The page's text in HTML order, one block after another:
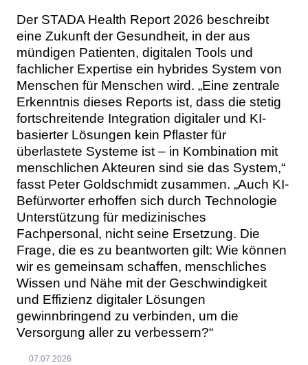
Der STADA Health Report 2026 beschreibt
eine Zukunft der Gesundheit, in der aus
mündigen Patienten, digitalen Tools und
fachlicher Expertise ein hybrides System von
Menschen für Menschen wird. „Eine zentrale
Erkenntnis dieses Reports ist, dass die stetig
fortschreitende Integration digitaler und KI-
basierter Lösungen kein Pflaster für
überlastete Systeme ist – in Kombination mit
menschlichen Akteuren sind sie das System,“
fasst Peter Goldschmidt zusammen. „Auch KI-
Befürworter erhoffen sich durch Technologie
Unterstützung für medizinisches
Fachpersonal, nicht seine Ersetzung. Die
Frage, die es zu beantworten gilt: Wie können
wir es gemeinsam schaffen, menschliches
Wissen und Nähe mit der Geschwindigkeit
und Effizienz digitaler Lösungen
gewinnbringend zu verbinden, um die
Versorgung aller zu verbessern?“
07.07.2026